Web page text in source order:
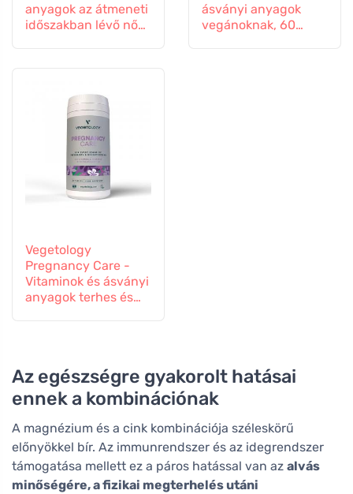
anyagok az átmeneti
időszakban lévő nők
ásványi anyagok
vegánoknak, 60
Vegetology
Pregnancy Care -
Vitaminok és ásványi
anyagok terhes és
Az egészségre gyakorolt hatásai
ennek a kombinációnak
A magnézium és a cink kombinációja széleskörű
előnyökkel bír. Az immunrendszer és az idegrendszer
támogatása mellett ez a páros hatással van az alvás
minőségére, a fizikai megterhelés utáni